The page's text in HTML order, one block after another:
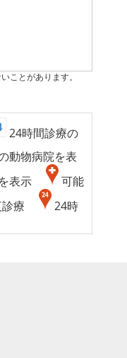
ことがあります。
24時間診療の
動物病院を表
表示
可能
診療
24時